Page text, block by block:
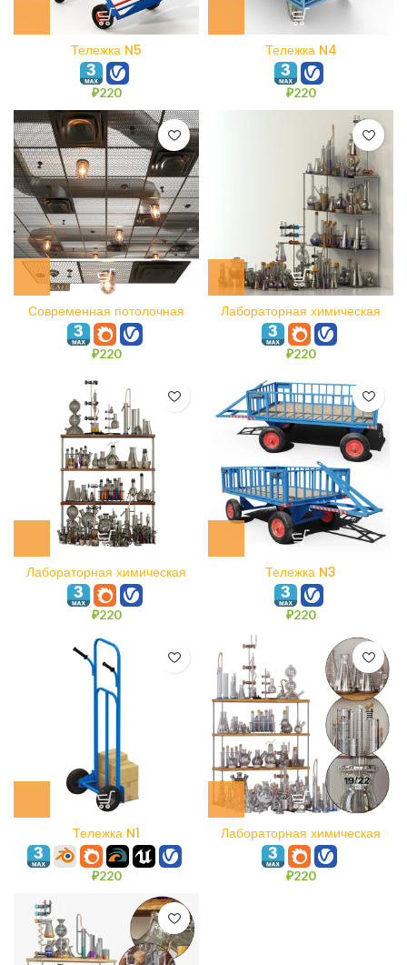
Тележка N5
₽220
Тележка N4
₽220
Современная потолочная
система в стиле Лофт
₽220
Лабораторная химическая
посуда N5
₽220
Лабораторная химическая
посуда N2
₽220
Тележка N3
₽220
Тележка N1
₽220
Лабораторная химическая
посуда №3
₽220